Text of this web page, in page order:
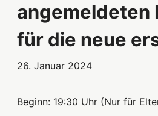
angemeldeten
für die neue
26. Januar 2024
Beginn: 19:30 Uhr (Nur für